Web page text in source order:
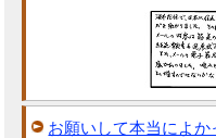
お願いして本当によか